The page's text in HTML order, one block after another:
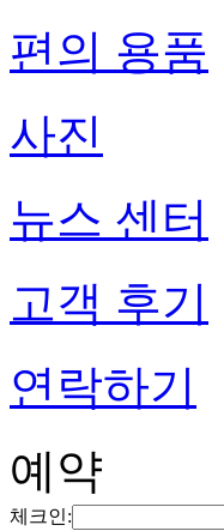
편의 용품
사진
뉴스 센터
고객 후기
연락하기
예약
체크인: